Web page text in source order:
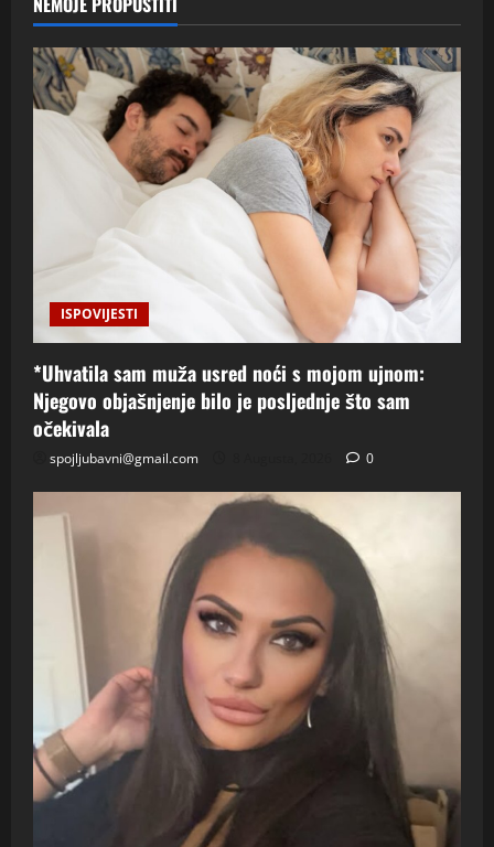
ISPOVIJESTI
*Uhvatila sam muža usred noći s mojom ujnom:
Njegovo objašnjenje bilo je posljednje što sam
očekivala
spojljubavni@gmail.com 0